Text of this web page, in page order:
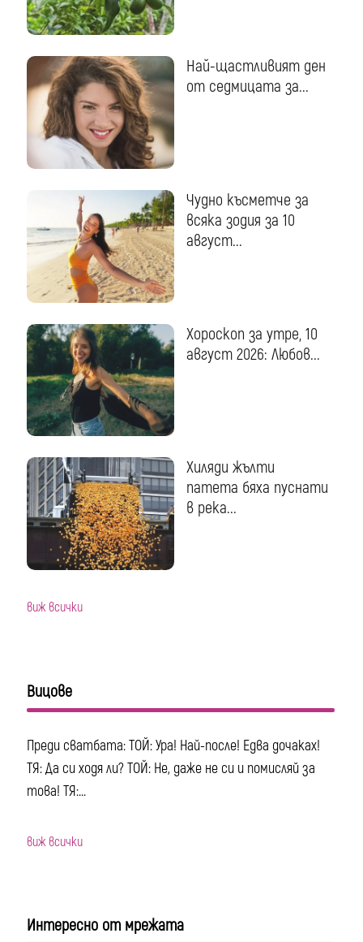
Най-щастливият ден
от седмицата за...
Чудно късметче за
всяка зодия за 10
август...
Хороскоп за утре, 10
август 2026: Любов...
Хиляди жълти
патета бяха пуснати
в река...
виж всички
Вицове
Преди сватбата: ТОЙ: Ура! Най-после! Едва дочаках!
ТЯ: Да си ходя ли? ТОЙ: Не, даже не си и помисляй за
това! ТЯ:...
виж всички
Интересно от мрежата